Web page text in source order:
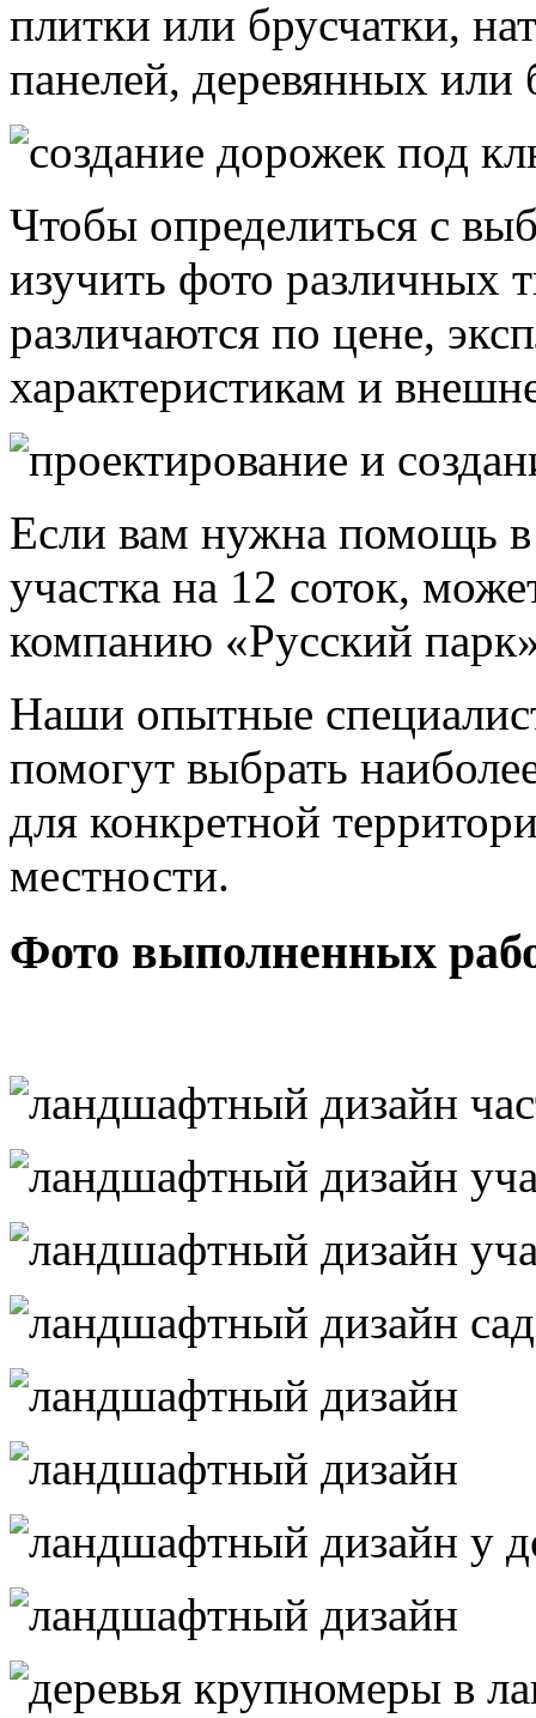
плитки или брусчатки,
панелей, деревянных или
Чтобы определиться с
изучить фото различных
различаются по цене,
характеристикам и
Если вам нужна помощь в
участка на 12 соток,
компанию «Русский
Наши опытные
помогут выбрать
для конкретной
местности.
Фото выполненных